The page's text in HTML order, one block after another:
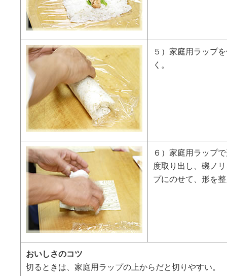
５）家庭用ラップ
く。
６）家庭用ラップ
度取り出し、磯ノ
プにのせて、形を
おいしさのコツ
切るときは、家庭用ラップの上からだと切りやすい。